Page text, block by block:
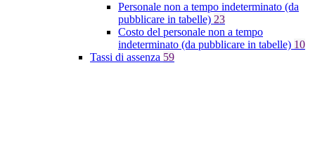
Personale non a tempo indeterminato (da
pubblicare in tabelle) 23
Costo del personale non a tempo
indeterminato (da pubblicare in tabelle) 10
Tassi di assenza 59